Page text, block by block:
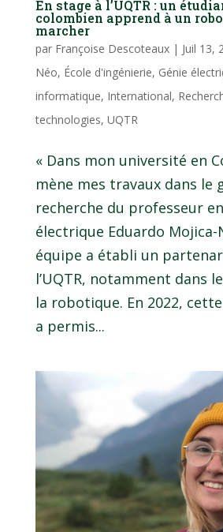
En stage à l’UQTR : un
colombien apprend à un
marcher
par Françoise Descoteaux| Juil 13,
Néo, École d'ingénierie, Génie
informatique, International,
technologies, UQTR
« Dans mon université en
mène mes travaux dans le
recherche du professeur
électrique Eduardo Mojica-
équipe a établi un
l’UQTR, notamment dans
la robotique. En 2022,
a permis...